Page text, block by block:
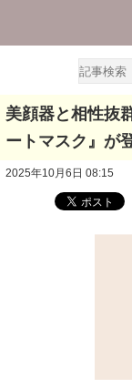
美顔器と相性抜
ートマスク』が
2025年10月6日 08:15